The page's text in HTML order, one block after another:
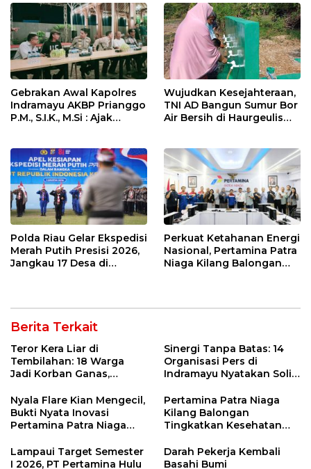
Gebrakan Awal Kapolres
Indramayu AKBP Prianggo
P.M., S.I.K., M.Si : Ajak
Wujudkan Kesejahteraan,
TNI AD Bangun Sumur Bor
Air Bersih di Haurgeulis
Polda Riau Gelar Ekspedisi
Merah Putih Presisi 2026,
Jangkau 17 Desa di
Perkuat Ketahanan Energi
Nasional, Pertamina Patra
Niaga Kilang Balongan
Berita Terkait
Teror Kera Liar di
Tembilahan: 18 Warga
Jadi Korban Ganas,
12 Jahitan!
Sinergi Tanpa Batas: 14
Organisasi Pers di
Indramayu Nyatakan Solid
Nyala Flare Kian Mengecil,
Bukti Nyata Inovasi
Pertamina Patra Niaga
Net Zero Emission 2060
Pertamina Patra Niaga
Kilang Balongan
Tingkatkan Kesehatan
Pemeriksaan Kesehatan
Rutin dan Edukasi
Lampaui Target Semester
I 2026, PT Pertamina Hulu
Darah Pekerja Kembali
Basahi Bumi